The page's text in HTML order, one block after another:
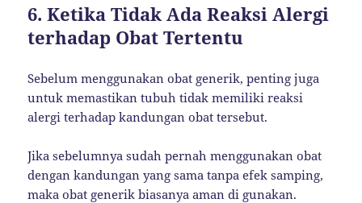
6. Ketika Tidak Ada Reaksi Alergi
terhadap Obat Tertentu
Sebelum menggunakan obat generik, penting juga
untuk memastikan tubuh tidak memiliki reaksi
alergi terhadap kandungan obat tersebut.
Jika sebelumnya sudah pernah menggunakan obat
dengan kandungan yang sama tanpa efek samping,
maka obat generik biasanya aman di gunakan.